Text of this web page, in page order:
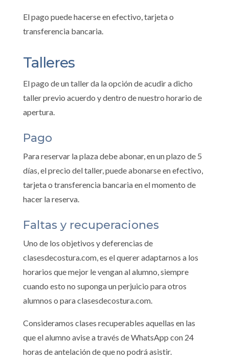
El pago puede hacerse en efectivo, tarjeta o
transferencia bancaria.
Talleres
El pago de un taller da la opción de acudir a dicho
taller previo acuerdo y dentro de nuestro horario de
apertura.
Pago
Para reservar la plaza debe abonar, en un plazo de 5
días, el precio del taller, puede abonarse en efectivo,
tarjeta o transferencia bancaria en el momento de
hacer la reserva.
Faltas y recuperaciones
Uno de los objetivos y deferencias de
clasesdecostura.com, es el querer adaptarnos a los
horarios que mejor le vengan al alumno, siempre
cuando esto no suponga un perjuicio para otros
alumnos o para clasesdecostura.com.
Consideramos clases recuperables aquellas en las
que el alumno avise a través de WhatsApp con 24
horas de antelación de que no podrá asistir.